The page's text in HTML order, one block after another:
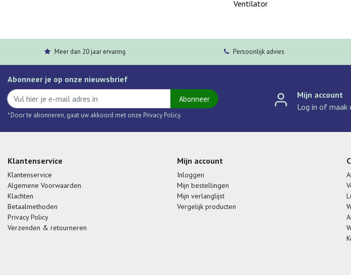
Ventilator
Meer dan 20 jaar ervaring Persoonlijk advies
Abonneer je op onze nieuwsbrief
Abonneer
* Door te abonneren, gaat uw akkoord met onze Privacy Policy.
Mijn account
Log in of maak
Klantenservice
Klantenservice
Algemene Voorwaarden
Klachten
Betaalmethoden
Privacy Policy
Verzenden & retourneren
Mijn account
Inloggen
Mijn bestellingen
Mijn verlanglijst
Vergelijk producten